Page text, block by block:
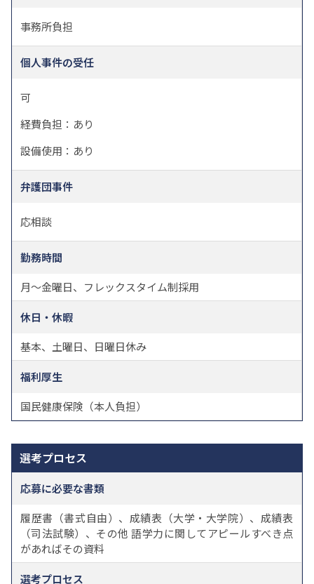
事務所負担
個人事件の受任
可
経費負担： あり
設備使用： あり
弁護団事件
応相談
勤務時間
月〜金曜日、フレックスタイム制採用
休日・休暇
基本、土曜日、日曜日休み
福利厚生
国民健康保険（本人負担）
選考プロセス
応募に必要な書類
履歴書（書式自由）、成績表（大学・大学院）、成績表
（司法試験）、その他 語学力に関してアピールすべき点
があればその資料
選考プロセス